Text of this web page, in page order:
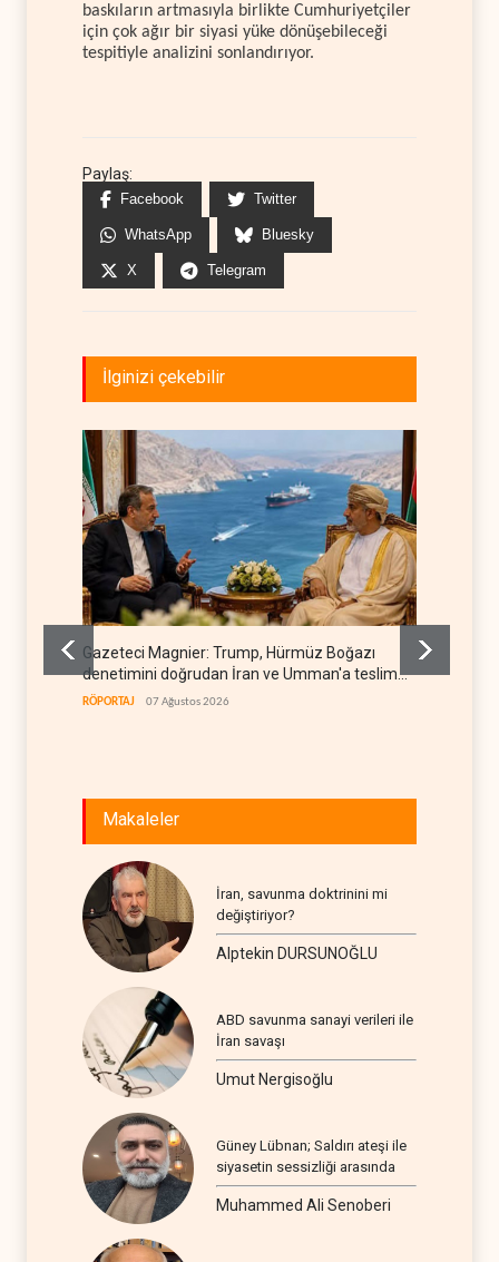
baskıların artmasıyla birlikte Cumhuriyetçiler
için çok ağır bir siyasi yüke dönüşebileceği
tespitiyle analizini sonlandırıyor.
Paylaş:
Facebook Twitter
WhatsApp Bluesky
X Telegram
İlginizi çekebilir
Gazeteci Magnier: Trump, Hürmüz Boğazı
denetimini doğrudan İran ve Umman'a teslim
etti
RÖPORTAJ 07 Ağustos 2026
Makaleler
İran, savunma doktrinini mi
değiştiriyor?
Alptekin DURSUNOĞLU
ABD savunma sanayi verileri ile
İran savaşı
Umut Nergisoğlu
Güney Lübnan; Saldırı ateşi ile
siyasetin sessizliği arasında
Muhammed Ali Senoberi